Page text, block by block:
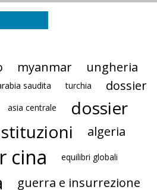
myanmar ungheria
saudita turchia
dossier
asia centrale
dossier
algeria
cina equilibri globali
guerra e insurrezione